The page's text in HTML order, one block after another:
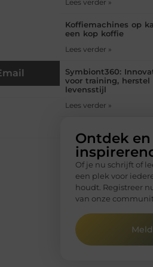
Lees verder »
Koffiemachines op
een kop koffie
Lees verder »
Symbiont360:
voor training,
levensstijl
Lees verder »
Ontdek en
Of je nu schrijft of
een plek voor
houdt. Registreer
van onze